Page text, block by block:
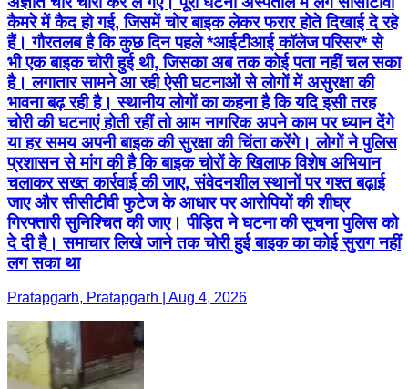
कैमरे में कैद हो गई, जिसमें चोर बाइक लेकर फरार होते दिखाई दे रहे
हैं। गौरतलब है कि कुछ दिन पहले *आईटीआई कॉलेज परिसर* से
भी एक बाइक चोरी हुई थी, जिसका अब तक कोई पता नहीं चल सका
है। लगातार सामने आ रही ऐसी घटनाओं से लोगों में असुरक्षा की
भावना बढ़ रही है। स्थानीय लोगों का कहना है कि यदि इसी तरह
चोरी की घटनाएं होती रहीं तो आम नागरिक अपने काम पर ध्यान देंगे
या हर समय अपनी बाइक की सुरक्षा की चिंता करेंगे। लोगों ने पुलिस
प्रशासन से मांग की है कि बाइक चोरों के खिलाफ विशेष अभियान
चलाकर सख्त कार्रवाई की जाए, संवेदनशील स्थानों पर गश्त बढ़ाई
जाए और सीसीटीवी फुटेज के आधार पर आरोपियों की शीघ्र
गिरफ्तारी सुनिश्चित की जाए। पीड़ित ने घटना की सूचना पुलिस को
दे दी है। समाचार लिखे जाने तक चोरी हुई बाइक का कोई सुराग नहीं
लग सका था
Pratapgarh, Pratapgarh | Aug 4, 2026